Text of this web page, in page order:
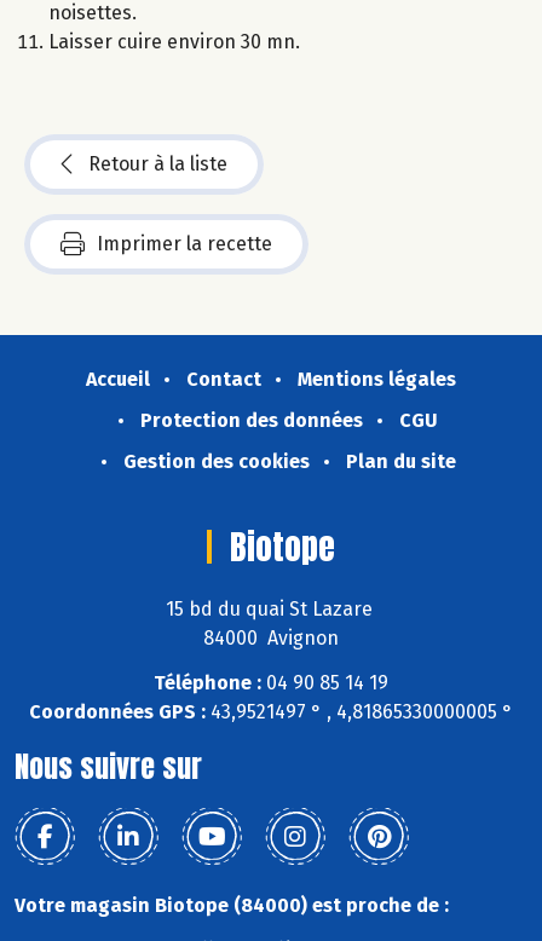
noisettes.
Laisser cuire environ 30 mn.
Retour à la liste
Imprimer la recette
Accueil Contact
Mentions légales
Protection des données
CGU
Gestion des cookies
Plan du site
Biotope
15 bd du quai St Lazare
84000 Avignon
Téléphone : 04 90 85 14 19
Coordonnées GPS : 43,9521497 ° , 4,81865330000005 °
Nous suivre sur
Votre magasin Biotope (84000) est proche de :